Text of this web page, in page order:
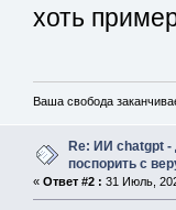
хоть
Ваша свобода
Re: ИИ chatgpt
поспорить с
« Ответ #2 : 31 Июль,